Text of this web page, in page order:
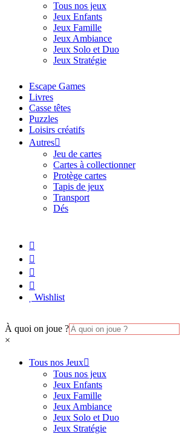
Tous nos jeux
Jeux Enfants
Jeux Famille
Jeux Ambiance
Jeux Solo et Duo
Jeux Stratégie
Escape Games
Livres
Casse têtes
Puzzles
Loisirs créatifs
Autres
Jeu de cartes
Cartes à collectionner
Protège cartes
Tapis de jeux
Transport
Dés
Wishlist
À quoi on joue ?
×
Tous nos Jeux
Tous nos jeux
Jeux Enfants
Jeux Famille
Jeux Ambiance
Jeux Solo et Duo
Jeux Stratégie